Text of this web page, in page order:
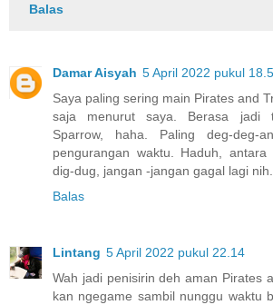
Balas
Damar Aisyah 5 April 2022 pukul
Saya paling sering main Pirates and
saja menurut saya. Berasa jadi
Sparrow, haha. Paling deg-deg-
pengurangan waktu. Haduh,
dig-dug, jangan -jangan gagal lagi nih.
Balas
Lintang 5 April 2022 pukul 22.14
Wah jadi penisirin deh aman Pirates
kan ngegame sambil nunggu waktu